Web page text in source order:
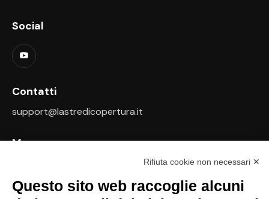
Social
Contatti
support@lastredicopertura.it
Menu
Shop
Rifiuta cookie non necessari ✕
Questo sito web raccoglie alcuni